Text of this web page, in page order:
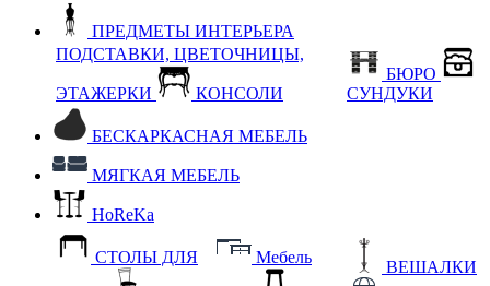
ПРЕДМЕТЫ ИНТЕРЬЕРА
ПОДСТАВКИ, ЦВЕТОЧНИЦЫ,
ЭТАЖЕРКИ КОНСОЛИ
БЮРО
СУНДУКИ
БЕСКАРКАСНАЯ МЕБЕЛЬ
МЯГКАЯ МЕБЕЛЬ
HoReKa
СТОЛЫ ДЛЯ Мебель
ВЕШАЛКИ